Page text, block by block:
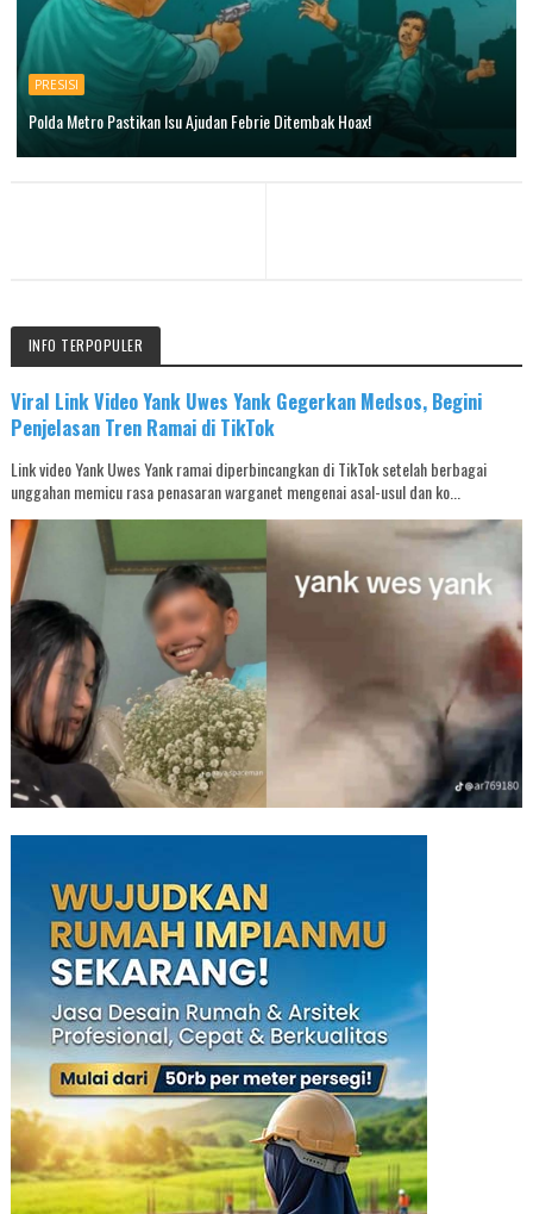
PRESISI
Polda Metro Pastikan Isu Ajudan Febrie Ditembak Hoax!
INFO TERPOPULER
Viral Link Video Yank Uwes Yank Gegerkan Medsos, Begini
Penjelasan Tren Ramai di TikTok
Link video Yank Uwes Yank ramai diperbincangkan di TikTok setelah berbagai
unggahan memicu rasa penasaran warganet mengenai asal-usul dan ko...